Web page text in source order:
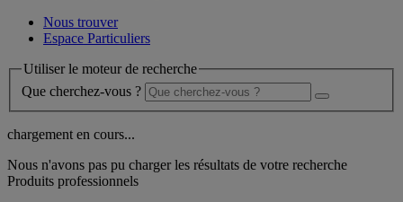
Nous trouver
Espace Particuliers
Utiliser le moteur de recherche
Que cherchez-vous ?
chargement en cours...
Nous n'avons pas pu charger les résultats de votre recherche
Produits professionnels